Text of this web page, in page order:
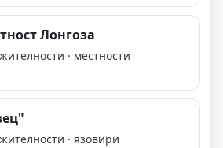
Лонгоза
· местности
· язовири